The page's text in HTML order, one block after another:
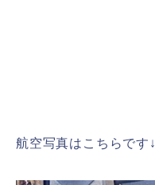
航空写真はこちらです↓